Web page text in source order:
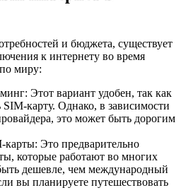
и бюджета, существует
к интернету во время
миру:
Этот вариант удобен, так как
карту. Однако, в зависимости
это может быть дорогим
Это предварительно
которые работают во многих
дешевле, чем международный
вы планируете путешествовать